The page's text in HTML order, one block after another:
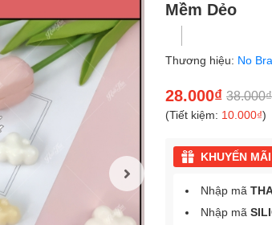
Mềm Dẻo
Thương hiệu: No
28.000₫ 38.000₫
(Tiết kiệm: 10.000₫)
KHUYẾN
Nhập mã
Nhập mã